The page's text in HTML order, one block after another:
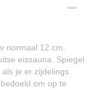
normaal 12 cm.
eissauna. Spiegel
je er zijdelings
om op te